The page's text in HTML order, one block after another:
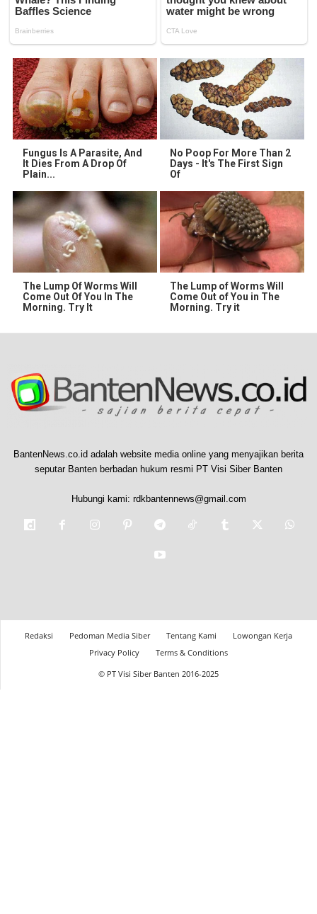
Fungus Is A Parasite, And
It Dies From A Drop Of
Plain...
No Poop For More Than 2
Days - It's The First Sign
Of
The Lump Of Worms Will
Come Out Of You In The
Morning. Try It
The Lump of Worms Will
Come Out of You in The
Morning. Try it
BantenNews.co.id adalah website media online yang menyajikan berita
seputar Banten berbadan hukum resmi PT Visi Siber Banten
Hubungi kami: rdkbantennews@gmail.com
Redaksi Pedoman Media Siber Tentang Kami
Lowongan Kerja
Privacy Policy
Terms & Conditions
© PT Visi Siber Banten 2016-2025